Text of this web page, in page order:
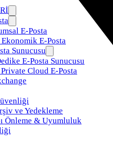
E-Posta
E-Posta
Sunucusu
E-Posta Sunucusu
Cloud E-Posta
ve Yedekleme
Önleme & Uyumluluk